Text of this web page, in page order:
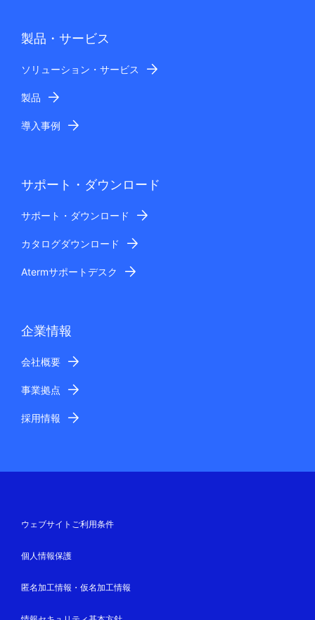
製品・サービス
ソリューション・サービス
製品
導入事例
サポート・ダウンロード
サポート・ダウンロード
カタログダウンロード
Atermサポートデスク
企業情報
会社概要
事業拠点
採用情報
ウェブサイトご利用条件
個人情報保護
匿名加工情報・仮名加工情報